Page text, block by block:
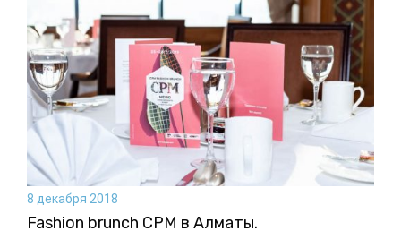
8 декабря 2018
Fashion brunch CPM в Алматы.